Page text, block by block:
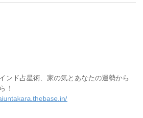
ンド占星術、家の気とあなたの運勢から
！